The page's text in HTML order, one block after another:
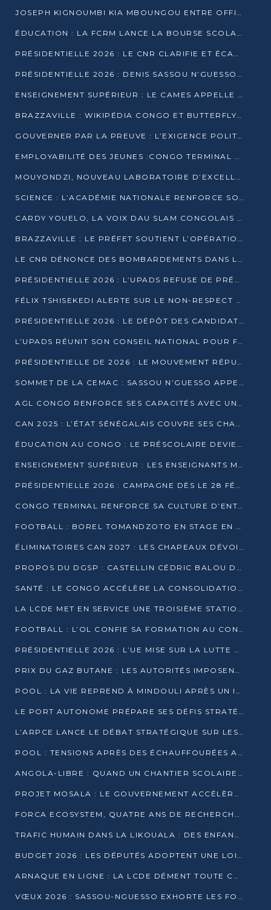
JOSEPH KIGNOUMBI KIA MBOUNGOU ENTRE OFFICIELLEMENT EN COURSE POUR LA PRÉSIDENTIELLE
ÉDUCATION : LA FCRM LANCE LA BOURSE SCOLAIRE FRANCINE-NTOUMI POUR PROMOUVOIR LES FILIÈRES SCIENTIFIQUES
PRÉSIDENTIELLE 2026 : LE CNR CLARIFIE ET ÉCARTE LA CANDIDATURE DU PASTEUR NTUMI
PRÉSIDENTIELLE 2026 : DENIS SASSOU N’GUESSO ANNONCE OFFICIELLEMENT SA CANDIDATURE
ENSEIGNEMENT SUPÉRIEUR : LE CAMES APPELLE À UNE UNIVERSITÉ AFRICAINE AXÉE SUR L’EMPLOYABILITÉ
BRAZZAVILLE : WIKIPÉDIA CONGO ET BUTTERFLY SCELLENT UN PARTENARIAT POUR STRUCTURER LE BÉNÉVOLAT NUMÉRIQUE
GOUVERNER PAR LA PREUVE : L’EXIGENCE POLITIQUE DU XXIᵉ SIÈCLE
EMPLOYABILITÉ DES JEUNES :CONGO TERMINAL S’ALLIE À L’ESCIC POUR RAPPROCHER L’ÉCOLE DU TERRAIN
MOUYONDZI, NOUVEAU LABORATOIRE D’EXCELLENCE PÉDAGOGIQUE AVEC L’ENFICE
SCIENCE : L’ACADÉMIE NATIONALE RENFORCE SON ÉQUIPE ET TRACE SA FEUILLE DE ROUTE 2026
CARDY YOUELO, LA VOIX DAU SLAM CONGOLAIS QUI INTERPELLE LE MONDE
BRAZZAVILLE : LE PRÉFET SOUTIENT L’OPÉRATION « ZÉRO KULUNA » ET APPELLE À LA VIGILANCE CITOYENNE
LE CNR DÉNONCE DES BOMBARDEMENTS DANS LE POOL ET ACCUSE LE GOUVERNEMENT
PRÉSIDENTIELLE 2026 : L’UPADS REFUSE DE PRÉSENTER UN CANDIDAT ET DÉNONCE UN PROCESSUS NON CRÉDIBLE
FÉLIX TSHISEKEDI ALERTE SUR LE NON-RESPECT DES ENGAGEMENTS DE PAIX APRÈS SA RENCONTRE AVEC D. SASSOU-NGUESSO
PRÉSIDENTIELLE 2026 : LE DÉPÔT DES CANDIDATURES OUVERT DU 29 JANVIER AU 12 FÉVRIER
L’UPADS RÉUNIT SON CONSEIL NATIONAL POUR FIXER SA LIGNE POLITIQUE À DEUX MOIS DE LA PRÉSIDENTIELLE
PRÉSIDENTIELLE DE 2026 : LE MOUVEMENT RÉPUBLICAIN DÉNONCE UNE CONVOCATION ÉLECTORALE « OPAQUE ET PRÉCIPITÉE »
SOMMET DE LA CEMAC : SASSOU N’GUESSO APPELLE À LA VIGILANCE FACE AUX RISQUES ÉCONOMIQUES
AGL CONGO RENFORCE SES CAPACITÉS AVEC UNE GRUE DE 250 TONNES
CAN 2025 : L’ÉTAT SÉNÉGALAIS COUVRE SES CHAMPIONS D’AFRIQUE DE RÉCOMPENSES EXCEPTIONNELLES
ÉDUCATION AU CONGO : LE PRÉSCOLAIRE DEVIENT OBLIGATOIRE, LE BTS CONSACRÉ DIPLÔME D’ÉTAT
ENSEIGNEMENT SUPÉRIEUR : LES ENSEIGNANTS MAINTIENNENT LA GRÈVE ET EXIGENT UN ACCORD ÉCRIT AVEC L’ÉTAT
PRÉSIDENTIELLE 2026 : CAMPAGNE DÈS LE 28 FÉVRIER, SCRUTIN LES 12 ET 15 MARS
CONGO TERMINAL RENFORCE SA CULTURE D’ENTREPRISE AVEC LE PROGRAMME « WIN TOGETHER »
FOOTBALL : BOREL TOMANDZOTO EN STAGE EN ESPAGNE AVEC POLISSYA FC
ÉLIMINATOIRES CAN 2027 : LES CHAPEAUX DÉVOILÉS, LE CONGO FIXÉ SUR SON SORT
PROPOS DU DGSP : CASTELLIN CÉDRIC BALOU DÉNONCE DES PROPOS INTIMIDANTS
SANTÉ : LE CONGO ACCÉLÈRE LA CONSOLIDATION DE L’OFFRE DE SOINS
LA LCDE MET EN SERVICE UNE TROISIÈME STATION D’EAU POTABLE À MFILOU
FOOTBALL : L’OL CONFIE SA FORMATION AU CONGOLAIS CHRISTIAN BASSILA
PRÉSIDENTIELLE 2026 : L’UE MISE SUR LA LUTTE CONTRE LA DÉSINFORMATION
PRIX DU GAZ BUTANE : LES AUTORITÉS IMPOSENT LE RESPECT DES PRIX RÉGLEMENTÉS
POOL : LA VIE REPREND À MINDOULI APRÈS UN INCIDENT ARMÉ SUR LA RN1
LE PORT AUTONOME PRÉPARE SES DÉFIS STRATÉGIQUES DE 2026
L’ARPCE LANCE LE DÉBAT STRATÉGIQUE SUR LES DONNÉES, L’IA ET LA FINANCE NUMÉRIQUE AU CONGO
POOL : TENSIONS APRÈS DES ÉCHAUFFOURÉES ARMÉES ENTRE DGSP ET EX-MILICIENS NINJA
ANGOLA-LIBRE : QUAND UN CHANTIER SCOLAIRE DEVIENT LE MIROIR D’UN CONGO EN MOUVEMENT
PROJET MOSALA : LE GOUVERNEMENT ACCÉLÈRE L’INSERTION DES JEUNES EN 2026
FORCA ECOSYSTEM, QUATRE ANS DE RECHERCHE DE TERRAIN AVANT UN LANCEMENT OFFICIEL EN 2026
TRAFIC HUMAIN DANS LA LIKOUALA : DES ENFANTS AUTOCHTONES RÉDUITS AU TRAVAIL FORCÉ
BUDGET 2026 : LES DÉPUTÉS ADOPTENT UNE LOI DES FINANCES DE PLUS DE 2500 MILLIARDS FCFA
ARNAQUE EN LIGNE : LA LCDE DÉMENT TOUTE CAMPAGNE DE RECRUTEMENT
VŒUX 2026 : SASSOU-NGUESSO EXHORTE LES FORCES VIVES À RENFORCER L’UNITÉ